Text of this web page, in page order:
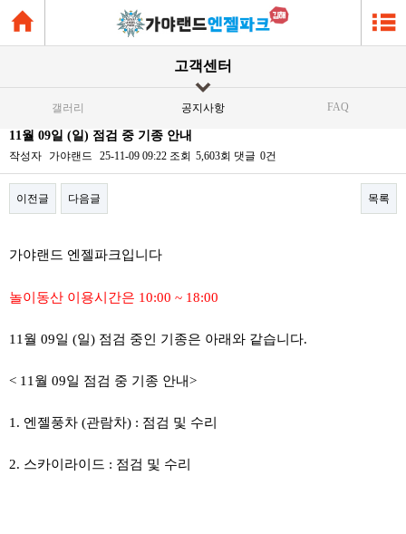
고객센터
갤러리 공지사항 FAQ
11월 09일 (일) 점검 중 기종 안내
작성자 가야랜드 25-11-09 09:22 조회 5,603회 댓글 0건
이전글 다음글 목록
가야랜드 엔젤파크입니다
놀이동산 이용시간은 10:00 ~ 18:00
11월 09일 (일) 점검 중인 기종은 아래와 같습니다.
< 11월 09일 점검 중 기종 안내>
1. 엔젤풍차 (관람차) : 점검 및 수리
2. 스카이라이드 : 점검 및 수리